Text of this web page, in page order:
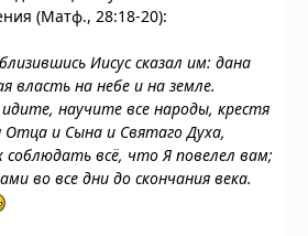
(Матф., 28:18-20):
Иисус сказал им: дана
власть на небе и на земле.
научите все народы, крестя
Отца и Сына и Святаго Духа,
соблюдать всё, что Я повелел вам;
во все дни до скончания века.